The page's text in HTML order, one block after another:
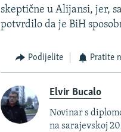
skeptične u Alijansi, jer,
potvrdilo da je BiH
Podijelite Pratite
Elvir Bucalo
Novinar s
na sarajevskoj